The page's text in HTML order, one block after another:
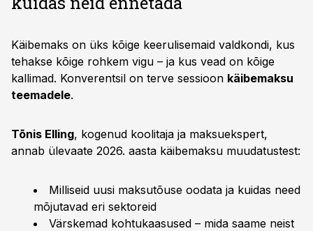
Käibemaks on üks kõige keerulisemaid valdkondi, kus
tehakse kõige rohkem vigu – ja kus vead on kõige
kallimad. Konverentsil on terve sessioon käibemaksu
teemadele.
Tõnis Elling, kogenud koolitaja ja maksuekspert,
annab ülevaate 2026. aasta käibemaksu muudatustest:
Milliseid uusi maksutõuse oodata ja kuidas need
mõjutavad eri sektoreid
Värskemad kohtukaasused – mida saame neist